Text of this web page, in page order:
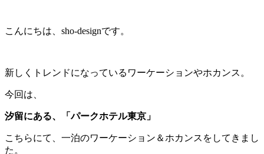
こんにちは、sho-designです。
新しくトレンドになっているワーケーションやホカンス。
今回は、
汐留にある、「パークホテル東京」
こちらにて、一泊のワーケーション＆ホカンスをしてきまし
た。